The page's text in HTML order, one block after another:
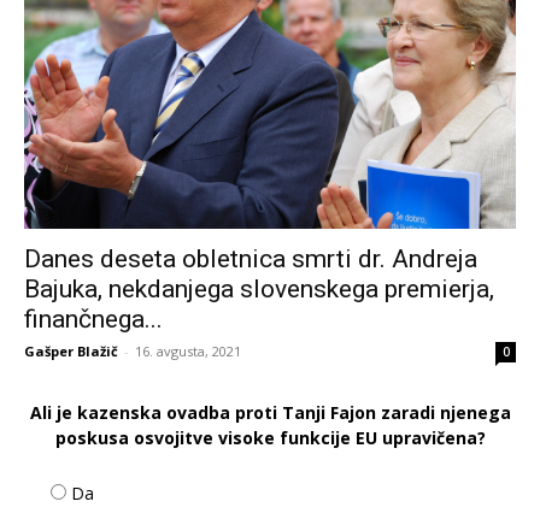
Danes deseta obletnica smrti dr. Andreja
Bajuka, nekdanjega slovenskega premierja,
finančnega...
Gašper Blažič - 16. avgusta, 2021 0
Ali je kazenska ovadba proti Tanji Fajon zaradi njenega
poskusa osvojitve visoke funkcije EU upravičena?
Da